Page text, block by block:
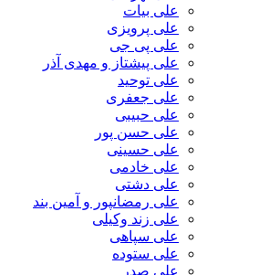
علی بیات
علی پرویزی
علی پی جی
علی پیشتاز و مهدی آذر
علی توحید
علی جعفری
علی حبیبی
علی حسن پور
علی حسینی
علی خادمی
علی دشتی
علی رمضانپور و آمین بند
علی زند وکیلی
علی سپاهی
علی ستوده
علی صدر